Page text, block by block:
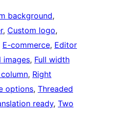
background
, Custom logo
E-commerce, Editor
images, Full width
, Right
options, Threaded
ready, Two